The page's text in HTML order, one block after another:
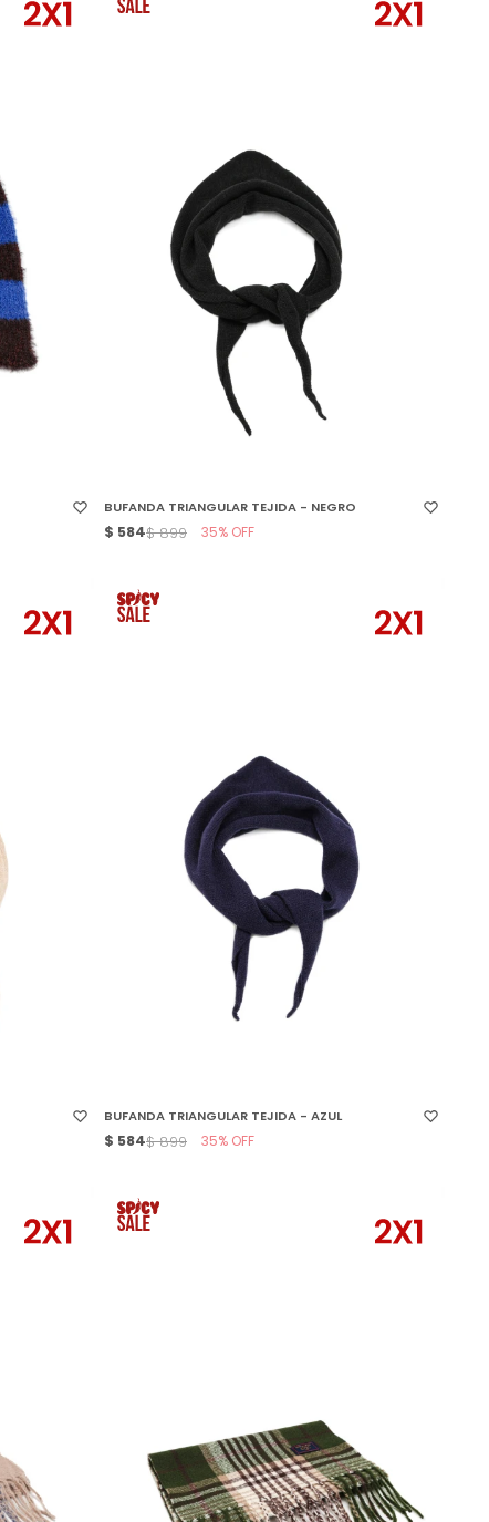
BUFANDA TRIANGULAR TEJIDA - NEGRO
$ 584$ 899 35
BUFANDA TRIANGULAR TEJIDA - AZUL
$ 584$ 899 35